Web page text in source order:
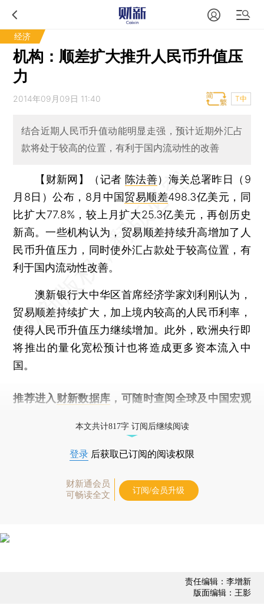
经济
机构：顺差扩大推升人民币升值压
力
2014年09月09日 11:40 T中
结合近期人民币升值动能明显走强，预计近期外汇占
款将处于较高的位置，有利于国内流动性的改善
【财新网】（记者 陈法善） 海关总署昨日（9
月8日）公布，8月中国贸易顺差498.3亿美元，同
比扩大77.8%，较上月扩大25.3亿美元，再创历史
新高。一些机构认为，贸易顺差持续升高增加了人
民币升值压力，同时使外汇占款处于较高位置，有
利于国内流动性改善。
澳新银行大中华区首席经济学家刘利刚认为，
贸易顺差持续扩大，加上境内较高的人民币利率，
使得人民币升值压力继续增加。此外，欧洲央行即
将推出的量化宽松预计也将造成更多资本流入中
国。
推荐进入 财新数据库 ，可随时查阅全球及中国宏观
本文共计817字 订阅后继续阅读
登录 后获取已订阅的阅读权限
财新通会员
可畅读全文
订阅/会员升级
责任编辑：李增新
版面编辑：王影